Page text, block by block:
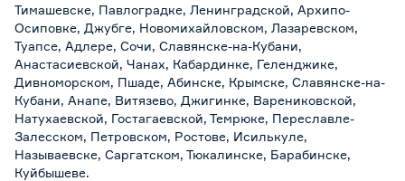
Тимашевске, Павлоградке, Ленинградской, Архипо-
Осиповке, Джубге, Новомихайловском, Лазаревском,
Туапсе, Адлере, Сочи, Славянске-на-Кубани,
Анастасиевской, Чанах, Кабардинке, Геленджике,
Дивноморском, Пшаде, Абинске, Крымске, Славянске-на-
Кубани, Анапе, Витязево, Джигинке, Варениковской,
Натухаевской, Гостагаевской, Темрюке, Переславле-
Залесском, Петровском, Ростове, Исилькуле,
Называевске, Саргатском, Тюкалинске, Барабинске,
Куйбышеве.